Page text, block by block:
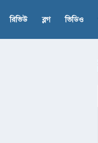
রিভিউ ব্লগ ভিডিও